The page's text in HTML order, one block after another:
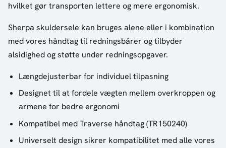
hvilket gør transporten lettere og mere ergonomisk.
Sherpa skuldersele kan bruges alene eller i kombination
med vores håndtag til redningsbårer og tilbyder
alsidighed og støtte under redningsopgaver.
Længdejusterbar for individuel tilpasning
Designet til at fordele vægten mellem overkroppen og
armene for bedre ergonomi
Kompatibel med Traverse håndtag (TR150240)
Universelt design sikrer kompatibilitet med alle vores